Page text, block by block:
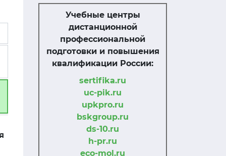
Учебные центры
дистанционной
профессиональной
подготовки и повышения
квалификации России:
sertifika.ru
uc-pik.ru
upkpro.ru
bskgroup.ru
ds-10.ru
h-pr.ru
eco-mol.ru